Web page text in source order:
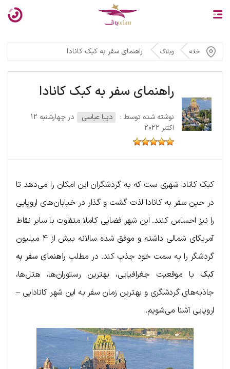
خانه وبلاگ راهنمای سفر به کبک کانادا
راهنمای سفر به کبک کانادا
نوشته شده توسط : دیبا عباسی
در چهارشنبه 12
اکتبر 2022
کبک کانادا شهری ست که به گردشگران این امکان را می‌دهد تا
در حین سفر به کانادا لذت گشت و گذار در خیابان‌های اروپایی
را نیز احساس کنند. این شهر فضایی کاملا متفاوت با سایر نقاط
آمریکای شمالی داشته و موفق شده سالانه بیش از ۴ میلیون
گردشگر را به سمت خود جذب کند. در مطلب راهنمای سفر به
کبک با موقعیت جغرافیایی، بهترین رستوران‌ها، هتل‌ها،
جاذبه‌های گردشگری و بهترین زمان سفر به این شهر کانادایی –
اروپایی آشنا می‌شویم.